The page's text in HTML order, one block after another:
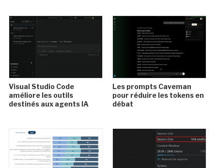
Visual Studio Code
améliore les outils
destinés aux agents IA
Les prompts Caveman
pour réduire les tokens en
débat